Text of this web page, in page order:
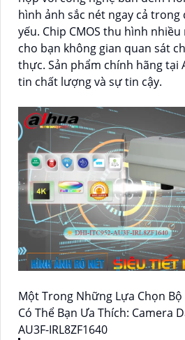
hình ảnh sắc nét ngay cả trong
yếu. Chip CMOS thu hình
cho bạn không gian quan sát
thực. Sản phẩm chính hãng tại
tin chất lượng và sự tin cậy.
Một Trong Những Lựa Chọn Bộ
Có Thể Bạn Ưa Thích: Camera
AU3F-IRL8ZF1640